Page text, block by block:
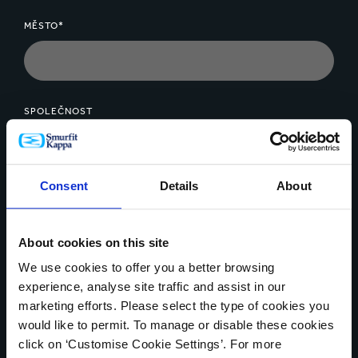
Consent Details About
About cookies on this site
We use cookies to offer you a better browsing
experience, analyse site traffic and assist in our
marketing efforts. Please select the type of cookies you
would like to permit. To manage or disable these cookies
click on ‘Customise Cookie Settings’. For more
MĚSTO*
SPOLEČNOST
Nahrání souboru